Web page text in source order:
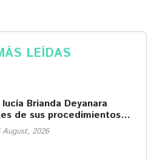
LEÍDAS
Brianda Deyanara
de sus procedimientos
August, 2026